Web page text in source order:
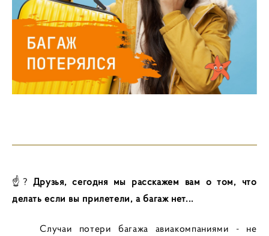
☝? Друзья, сегодня мы расскажем вам о том, что
делать если вы прилетели, а багаж нет...
Случаи потери багажа авиакомпаниями - не